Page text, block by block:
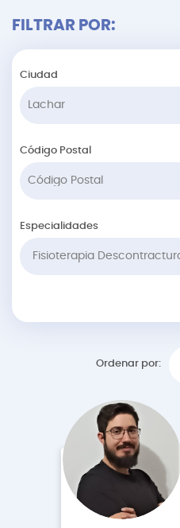
FILTRAR POR:
Ciudad
Código Postal
Especialidades
Fisioterapia
Ordenar por: